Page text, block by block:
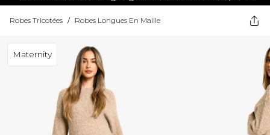
Robes Tricotées / Robes Longues En Maille
Maternity